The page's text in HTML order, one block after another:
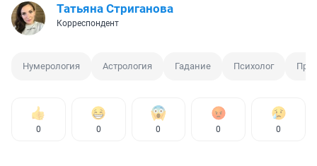
Татьяна Стриганова
Корреспондент
Нумерология Астрология Гадание Психолог
0 0 0 0 0